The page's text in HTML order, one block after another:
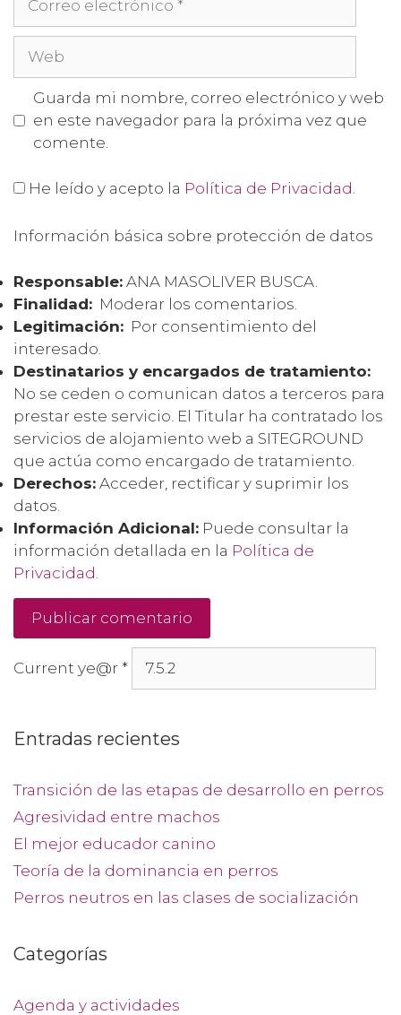
Guarda mi nombre, correo electrónico y web
en este navegador para la próxima vez que
comente.
He leído y acepto la Política de Privacidad
Información básica sobre protección de datos
Responsable: ANA MASOLIVER BUSCA.
Finalidad: Moderar los comentarios.
Legitimación: Por consentimiento del
interesado.
Destinatarios y encargados de tratamiento:
No se ceden o comunican datos a terceros para
prestar este servicio. El Titular ha contratado los
servicios de alojamiento web a SITEGROUND
que actúa como encargado de tratamiento.
Derechos: Acceder, rectificar y suprimir los
datos.
Información Adicional: Puede consultar la
información detallada en la Política de
Privacidad
Current ye@r *
Entradas recientes
Transición de las etapas de desarrollo en perros
Agresividad entre machos
El mejor educador canino
Teoría de la dominancia en perros
Perros neutros en las clases de socialización
Categorías
Agenda y actividades